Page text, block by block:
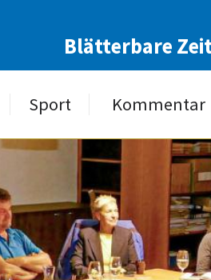
Blätterbare
Sport Kommentar